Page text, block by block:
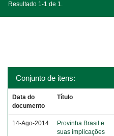
Resultado 1-1 de 1.
Conjunto de itens:
Data do
documento
Título
14-Ago-2014
Provinha Brasil e
suas implicações